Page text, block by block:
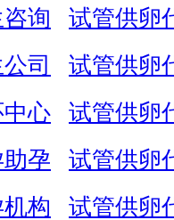
询
试管供卵
司
试管供卵
心
试管供卵
孕
试管供卵
构
试管供卵